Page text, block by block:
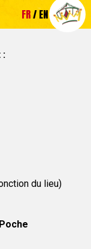
la page
FR EN
:
du lieu)